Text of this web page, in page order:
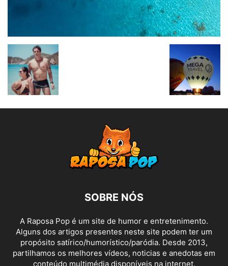
SOBRE NÓS
A Raposa Pop é um site de humor e entretenimento.
Alguns dos artigos presentes neste site podem ter um
propósito satírico/humorístico/paródia. Desde 2013,
partilhamos os melhores vídeos, noticias e anedotas em
conteúdo multimédia disponíveis na internet.